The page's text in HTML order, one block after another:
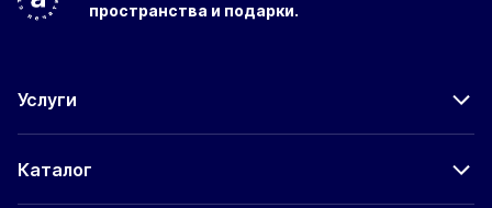
пространства и подарки.
Услуги
Каталог